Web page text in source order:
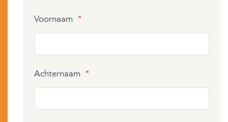
Voornaam *
Achternaam *